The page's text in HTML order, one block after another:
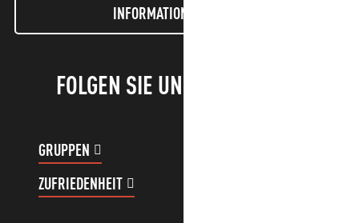
INFORMATIONEN LETTER
FOLGEN SIE UNS!
GRUPPEN
ZUFRIEDENHEIT